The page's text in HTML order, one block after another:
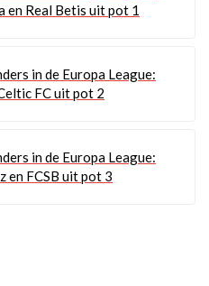
en Real Betis uit pot 1
in de Europa League:
FC uit pot 2
in de Europa League:
en FCSB uit pot 3